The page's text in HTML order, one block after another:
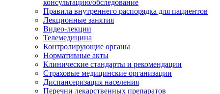
консультацию/обследование
Правила внутреннего распорядка для пациентов
Лекционные занятия
Видео-лекции
Телемедицина
Контролирующие органы
Нормативные акты
Клинические стандарты и рекомендации
Страховые медицинские организации
Диспансеризация населения
Перечни лекарственных препаратов